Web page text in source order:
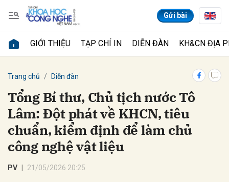
Gửi bài
GIỚI THIỆU TẠP CHÍ IN DIỄN ĐÀN KH&CN ĐỊA
Trang chủ Diễn đàn
Tổng Bí thư, Chủ tịch nước Tô
Lâm: Đột phát về KHCN, tiêu
chuẩn, kiểm định để làm chủ
công nghệ vật liệu
PV 21/05/2026 20:25
Gửi bình luận